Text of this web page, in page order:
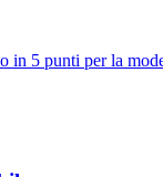
in 5 punti per la